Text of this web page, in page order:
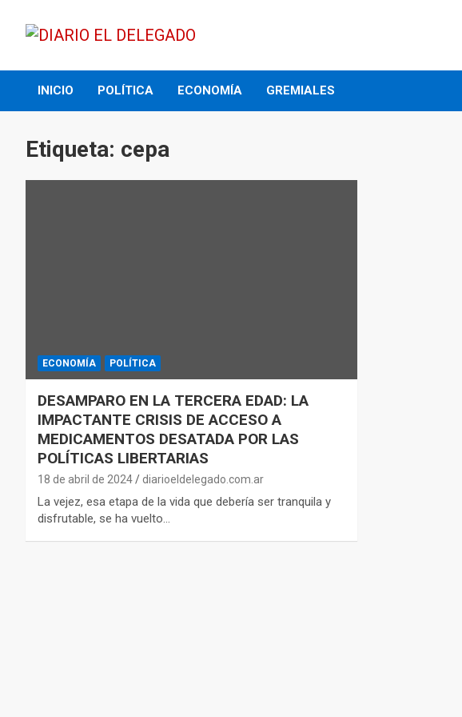
content
DIARIO EL DELEGADO
INICIO POLÍTICA ECONOMÍA GREMIALES
Etiqueta: cepa
ECONOMÍA POLÍTICA
DESAMPARO EN LA TERCERA EDAD: LA
IMPACTANTE CRISIS DE ACCESO A
MEDICAMENTOS DESATADA POR LAS
POLÍTICAS LIBERTARIAS
18 de abril de 2024 diarioeldelegado.com.ar
La vejez, esa etapa de la vida que debería ser tranquila y
disfrutable, se ha vuelto…